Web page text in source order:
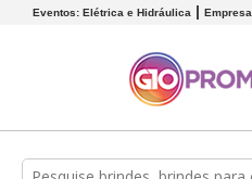
Eventos: Elétrica e Hidráulica Empresa